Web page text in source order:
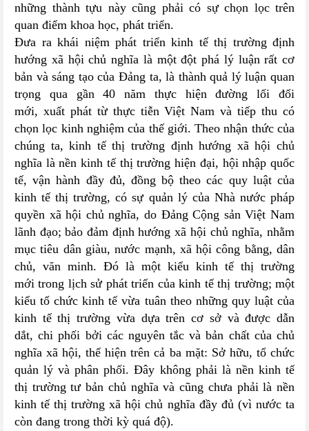
những thành tựu này cũng phải có sự chọn lọc trên
quan điểm khoa học, phát triển.
Đưa ra khái niệm phát triển kinh tế thị trường định
hướng xã hội chủ nghĩa là một đột phá lý luận rất cơ
bản và sáng tạo của Đảng ta, là thành quả lý luận quan
trọng qua gần 40 năm thực hiện đường lối đổi
mới, xuất phát từ thực tiễn Việt Nam và tiếp thu có
chọn lọc kinh nghiệm của thế giới. Theo nhận thức của
chúng ta, kinh tế thị trường định hướng xã hội chủ
nghĩa là nền kinh tế thị trường hiện đại, hội nhập quốc
tế, vận hành đầy đủ, đồng bộ theo các quy luật của
kinh tế thị trường, có sự quản lý của Nhà nước pháp
quyền xã hội chủ nghĩa, do Đảng Cộng sản Việt Nam
lãnh đạo; bảo đảm định hướng xã hội chủ nghĩa, nhằm
mục tiêu dân giàu, nước mạnh, xã hội công bằng, dân
chủ, văn minh. Đó là một kiểu kinh tế thị trường
mới trong lịch sử phát triển của kinh tế thị trường; một
kiểu tổ chức kinh tế vừa tuân theo những quy luật của
kinh tế thị trường vừa dựa trên cơ sở và được dẫn
dắt, chi phối bởi các nguyên tắc và bản chất của chủ
nghĩa xã hội, thể hiện trên cả ba mặt: Sở hữu, tổ chức
quản lý và phân phối. Đây không phải là nền kinh tế
thị trường tư bản chủ nghĩa và cũng chưa phải là nền
kinh tế thị trường xã hội chủ nghĩa đầy đủ (vì nước ta
còn đang trong thời kỳ quá độ).